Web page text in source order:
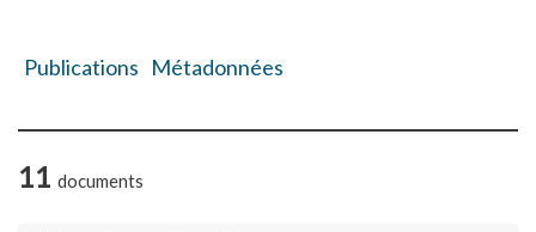
Publications Métadonnées
11 documents